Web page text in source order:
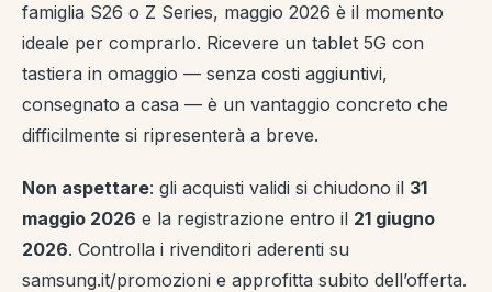
famiglia S26 o Z Series, maggio 2026 è il momento
ideale per comprarlo. Ricevere un tablet 5G con
tastiera in omaggio — senza costi aggiuntivi,
consegnato a casa — è un vantaggio concreto che
difficilmente si ripresenterà a breve.
Non aspettare: gli acquisti validi si chiudono il 31
maggio 2026 e la registrazione entro il 21 giugno
2026. Controlla i rivenditori aderenti su
samsung.it/promozioni e approfitta subito dell’offerta.